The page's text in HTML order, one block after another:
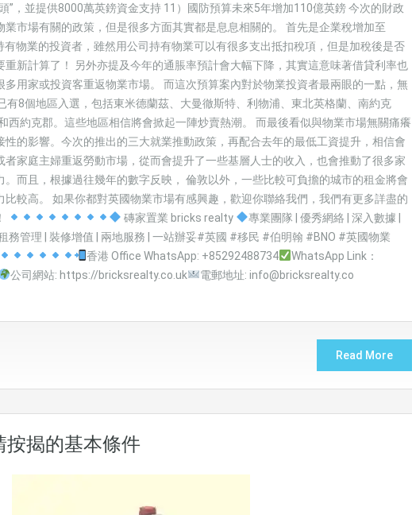
”，並提供8000萬英鎊資金支持 11）國防預算未來5年增加110億英鎊 今次的財政
市場有關的政策，但是很多方面其實都是息息相關的。 首先是企業稅增加至
有物業的投資者，雖然用公司持有物業可以有很多支出抵扣稅項，但是加稅後是否
新計算了！ 另外亦提及今年的通脹率預計會大幅下降，其實這意味著借貸利率也
用家或投資客重返物業市場。 而這次預算案內對於物業投資者最兩眼的一點，無
有8個地區入選，包括東米德蘭茲、大曼徹斯特、利物浦、東北英格蘭、南約克
西約克郡。這些地區相信將會掀起一陣炒賣熱潮。 而最後看似與物業市場無關痛癢
性的影響。今次的推出的三大就業推動政策，再配合去年的最低工資提升，相信會
家庭主婦重返勞動市場，從而會提升了一些基層人士的收入，也會推動了很多家
。而且，根據過往幾年的數字反映， 倫敦以外，一些比較可負擔的城市的租金將會
較高。 如果你都對英國物業市場有感興趣，歡迎你聯絡我們，我們有更多詳盡的
磚家置業 bricks realty
專業團隊 | 優秀網絡 | 深入數據 |
務管理 | 裝修增值 | 兩地服務 | 一站辦妥#英國 #移民 #伯明翰 #BNO #英國物業
香港 Office WhatsApp: +85292488734
WhatsApp Link：
公司網站: https://bricksrealty.co.uk
電郵地址: info@bricksrealty.co
Read More
按揭的基本條件